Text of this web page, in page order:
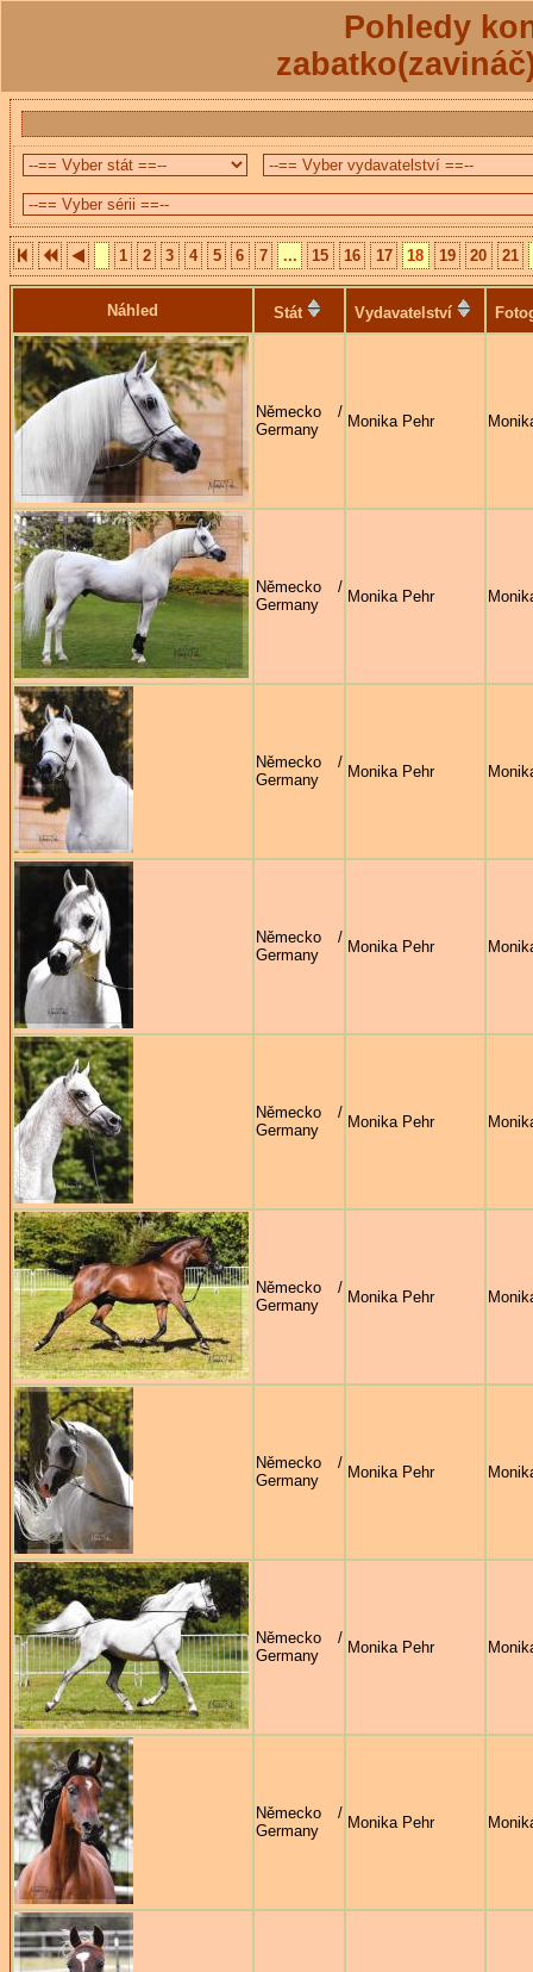
Pohledy
1 2 3 4 5 6 7 ... 15 16 17 18 19 20 21
Náhled Stát Vydavatelství
Německo /
Germany
Monika Pehr
Německo /
Germany
Monika Pehr
Německo /
Germany
Monika Pehr
Německo /
Germany
Monika Pehr
Německo /
Germany
Monika Pehr
Německo /
Germany
Monika Pehr
Německo /
Germany
Monika Pehr
Německo /
Germany
Monika Pehr
Německo /
Germany
Monika Pehr